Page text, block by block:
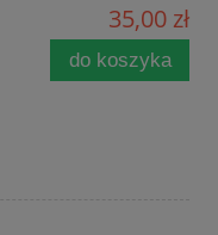
35,00 zł
do koszyka